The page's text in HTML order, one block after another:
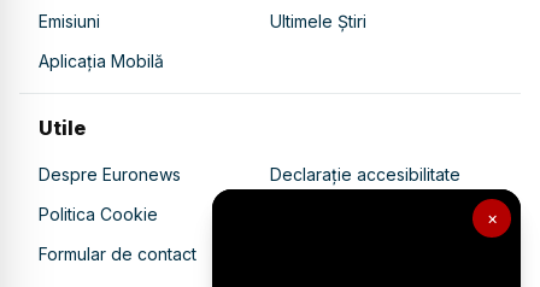
×
Emisiuni
Ultimele Știri
Aplicația Mobilă
Utile
Despre Euronews
Declarație accesibilitate
Politica Cookie
Politica de confidențialitate
Formular de contact